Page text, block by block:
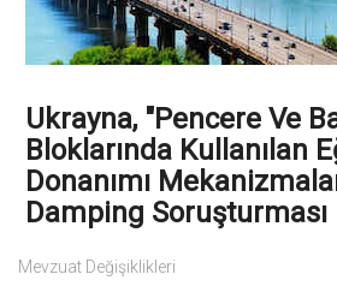
Ukrayna, "Pencere Ve
Bloklarında Kullanılan
Donanımı
Damping Soruşturması
Mevzuat Değişiklikleri